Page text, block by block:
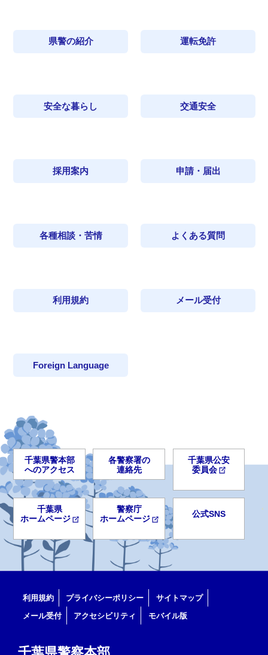
県警の紹介 運転免許
安全な暮らし 交通安全
採用案内 申請・届出
各種相談・苦情 よくある質問
利用規約 メール受付
Foreign Language
千葉県警本部
へのアクセス
各警察署の
連絡先
千葉県公安
委員会
千葉県
ホームページ
警察庁
ホームページ
公式SNS
利用規約 プライバシーポリシー
サイトマップ
メール受付
アクセシビリティ モバイル版